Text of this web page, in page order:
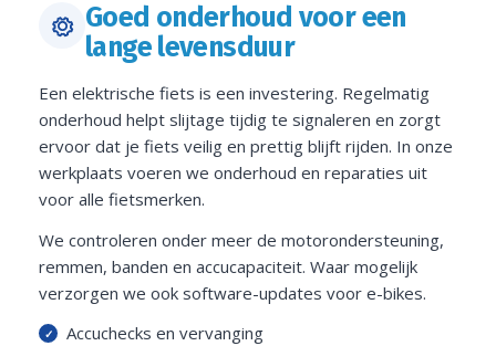
Goed onderhoud voor een
lange levensduur
Een elektrische fiets is een investering. Regelmatig
onderhoud helpt slijtage tijdig te signaleren en zorgt
ervoor dat je fiets veilig en prettig blijft rijden. In onze
werkplaats voeren we onderhoud en reparaties uit
voor alle fietsmerken.
We controleren onder meer de motorondersteuning,
remmen, banden en accucapaciteit. Waar mogelijk
verzorgen we ook software-updates voor e-bikes.
Accuchecks en vervanging